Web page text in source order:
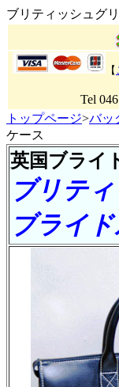
ブリティッシュグ
【
Tel
トップページ>バッ
ケース
英国ブライ
ブリテ
ブライ